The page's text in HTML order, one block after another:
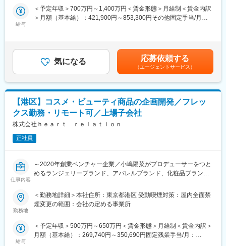
■使用ツール
Slack
TENTIALが掲げるミッションは短期間で達成できるものではな
く、中長期的な挑戦を通じて達成されるべきものだと私たちは考
えています。また、事業の推進のみならず、組織全体および個々
の従業員が持つポテンシャルを引き出すことが不可欠と考えてい
ます。これらの背景から従業員が自らのポテンシャルを最大限に
発揮できるようサポートする制度を策定しました。
変更の範囲：会社の定める業務
▼ラインナップ例
・スポーツウェア
・既存製品の価値向上
・新製品の各種性能の定量・定性評価（着心地などの官能評価）
・各販路でスムーズに販売開始できるよう全社的な調整リード
・TENTIALの戦略を理解し、社内外の関係各所を巻き込みながら
新商品の発売まで推進。
■魅力・やりがい
・健康課題に真摯に向き合い、人々のコンディショニングをサポ
ートすることができる。
・0→1の新しい取り組みに沢山チャレンジできる。
■使用ツール
・Slack
・Google Workspace
給与
＜予定年収＞700万円～1,400万円＜賃金形態＞月給制＜賃金内訳
＞月額（基本給）：421,900円～853,300円その他固定手当/月：
＜残業手当＞有＜給与補足＞※年収は目安のため相談可※業績連動
賞与あり■その他固定手当＝在宅勤務手当賃金はあくまでも目安の
金額であり、選考を通じて上下する可能性があります。月給(月額)
は固定手当を含めた表記です。
気になる 応募依頼する
（エージェントサービス）
【港区】コスメ・ビューティ商品の企画開発／フレッ
クス勤務・リモート可／上場子会社
株式会社ｈｅａｒｔ ｒｅｌａｔｉｏｎ
正社員
仕事内容
～2020年創業ベンチャー企業／小嶋陽菜がプロデューサーをつと
めるランジェリーブランド、アパレルブランド、化粧品ブランド
フレックス・リモート可～
広い業務をお任せします。
「Her lip to BEAUTY」は、自分に向き合う時間の大切さをテーマ
勤務地
＜勤務地詳細＞本社住所：東京都港区 受動喫煙対策：屋内全面禁
煙変更の範囲：会社の定める事業所
給与
＜予定年収＞500万円～650万円＜賃金形態＞月給制＜賃金内訳＞
月額（基本給）：269,740円～350,690円固定残業手当/月：